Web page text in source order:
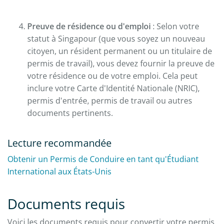
Preuve de résidence ou d'emploi : Selon votre
statut à Singapour (que vous soyez un nouveau
citoyen, un résident permanent ou un titulaire de
permis de travail), vous devez fournir la preuve de
votre résidence ou de votre emploi. Cela peut
inclure votre Carte d'Identité Nationale (NRIC),
permis d'entrée, permis de travail ou autres
documents pertinents.
Lecture recommandée
Obtenir un Permis de Conduire en tant qu'Étudiant
International aux États-Unis
Documents requis